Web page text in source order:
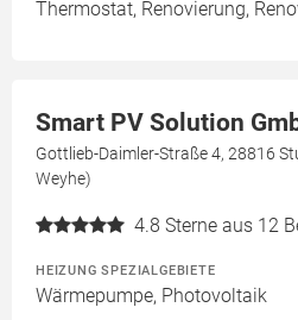
Thermostat, Renovierung,
Smart PV Solution
Gottlieb-Daimler-Straße 4, 28816
Weyhe)
4.8 Sterne aus 12
HEIZUNG SPEZIALGEBIETE
Wärmepumpe, Photovoltaik